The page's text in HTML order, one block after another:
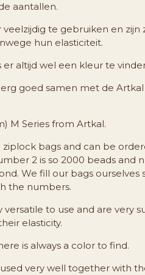
aantallen.
veelzijdig te gebruiken en zijn
hun elasticiteit.
er altijd wel een kleur te
goed samen met de Artkal
M Series from Artkal.
bags and can be
2 is so 2000 beads and
We fill our bags ourselves
the numbers.
versatile to use and are very
elasticity.
is always a color to find.
very well together with